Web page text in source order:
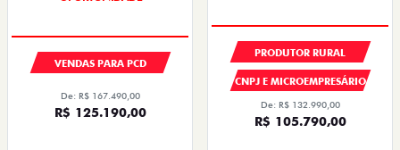
VENDAS PARA PCD
De: R$ 167.490,00
R$ 125.190,00
PRODUTOR RURAL
CNPJ E MICROEMPRESÁRIO
De: R$ 132.990,00
R$ 105.790,00